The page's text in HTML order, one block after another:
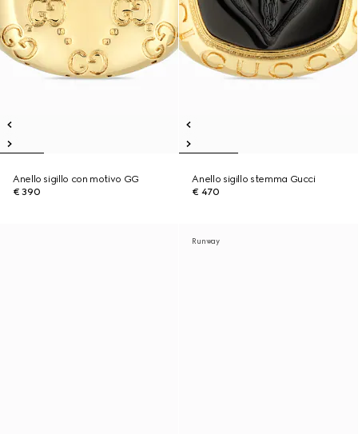
Anello sigillo con motivo GG
€ 390
Anello sigillo stemma Gucci
€ 470
Runway